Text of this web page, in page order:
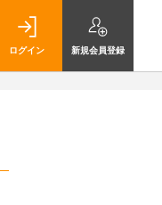
ログイン 新規会員登録